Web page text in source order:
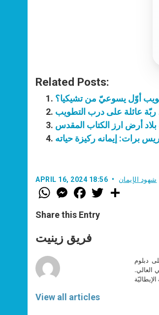
Related Posts:
أوّل يسوعيّ من تشيكيا؟
ربّة عائلة على درب التطويب
بلاد أرض ارز الكتاب المقدس
برات: إيمانه ركيزة حياته
APRIL 16, 2024 18:56 شهود الإيمان
W
h
t
s
p
p
M
e
s
e
g
e
F
a
e
b
o
k
w
Share this Entry
فريق زينيت
View all articles
دبلوم
العالي.